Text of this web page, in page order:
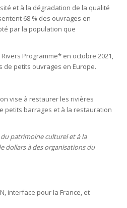
et à la dégradation de la qualité
68 % des ouvrages en
par la population que
Programme* en octobre 2021,
de petits ouvrages en Europe.
vise à restaurer les rivières
petits barrages et à la restauration
patrimoine culturel et à la
dollars à des organisations du
interface pour la France, et